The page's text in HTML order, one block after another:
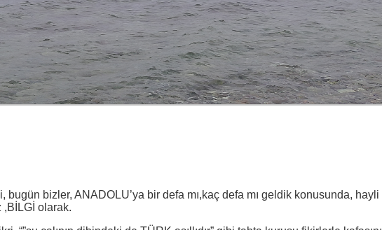
bugün bizler, ANADOLU’ya bir defa mı,kaç defa mı geldik konusunda, hayli
olarak.